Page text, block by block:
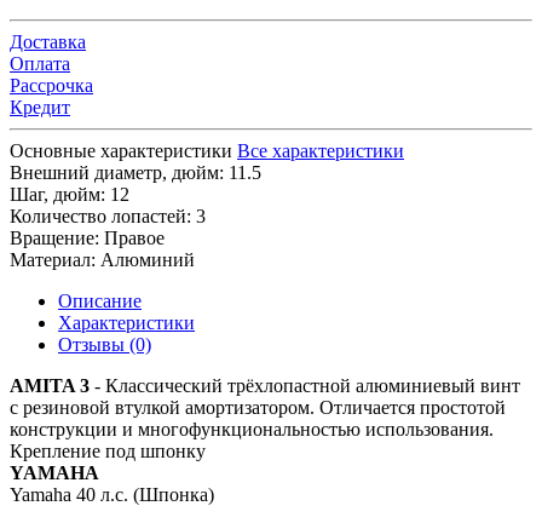
Доставка
Оплата
Рассрочка
Кредит
Основные характеристики Все характеристики
Внешний диаметр, дюйм: 11.5
Шаг, дюйм: 12
Количество лопастей: 3
Вращение: Правое
Материал: Алюминий
Описание
Характеристики
Отзывы (0)
AMITA 3 - Классический трёхлопастной алюминиевый винт
с резиновой втулкой амортизатором. Отличается простотой
конструкции и многофункциональностью использования.
Крепление под шпонку
YAMAHA
Yamaha 40 л.с. (Шпонка)